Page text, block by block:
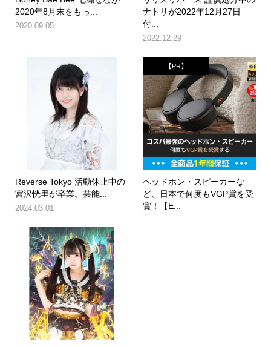
2020年8月末をもっ...
2020.09.05
ナトリが2022年12月27日
付...
2022.12.29
Reverse Tokyo 活動休止中の
宮沢恍里が卒業。芸能...
2024.03.01
【PR】
ヘッドホン・スピーカーな
ど、日本で何度もVGP賞を受
賞！【E...